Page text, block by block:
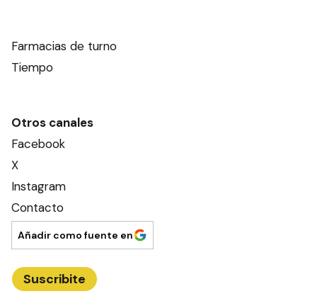
Farmacias de turno
Tiempo
Otros canales
Facebook
X
Instagram
Contacto
Añadir como fuente en
Suscribite